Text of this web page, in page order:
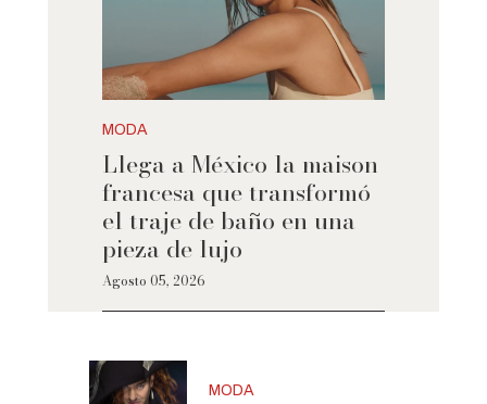
MODA
Llega a México la maison
francesa que transformó
el traje de baño en una
pieza de lujo
Agosto 05, 2026
MODA